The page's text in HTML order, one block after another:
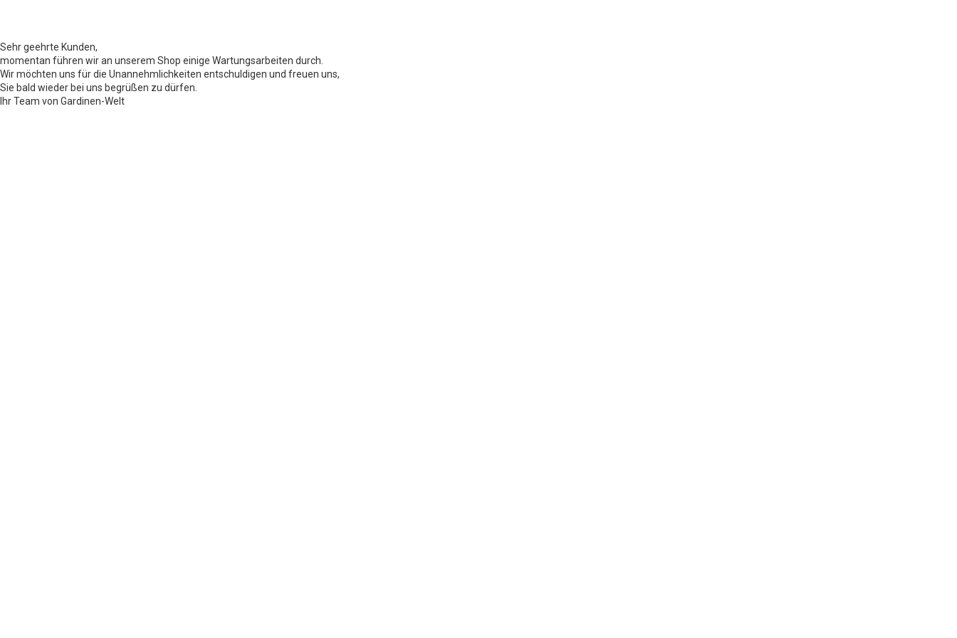
Sehr geehrte Kunden,
momentan führen wir an unserem Shop einige Wartungsarbeiten durch.
Wir möchten uns für die Unannehmlichkeiten entschuldigen und freuen uns,
Sie bald wieder bei uns begrüßen zu dürfen.
Ihr Team von Gardinen-Welt